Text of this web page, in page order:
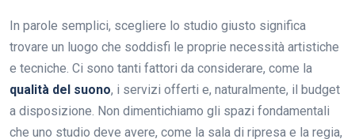
In parole semplici, scegliere lo studio giusto significa
trovare un luogo che soddisfi le proprie necessità artistiche
e tecniche. Ci sono tanti fattori da considerare, come la
qualità del suono, i servizi offerti e, naturalmente, il budget
a disposizione. Non dimentichiamo gli spazi fondamentali
che uno studio deve avere, come la sala di ripresa e la regia,